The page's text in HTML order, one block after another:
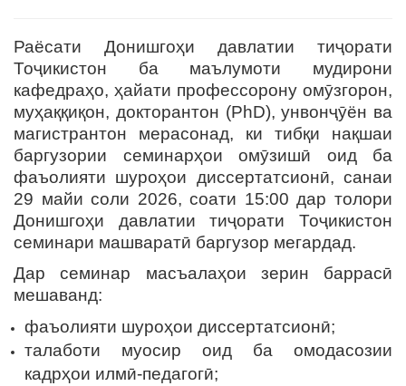
Раёсати Донишгоҳи давлатии тиҷорати
Тоҷикистон ба маълумоти мудирони
кафедраҳо, ҳайати профессорону омӯзгорон,
муҳаққиқон, докторантон (PhD), унвонҷӯён ва
магистрантон мерасонад, ки тибқи нақшаи
баргузории семинарҳои омӯзишӣ оид ба
фаъолияти шуроҳои диссертатсионӣ, санаи
29 майи соли 2026, соати 15:00 дар толори
Донишгоҳи давлатии тиҷорати Тоҷикистон
семинари машваратӣ баргузор мегардад.
Дар семинар масъалаҳои зерин баррасӣ
мешаванд:
фаъолияти шуроҳои диссертатсионӣ;
талаботи муосир оид ба омодасозии
кадрҳои илмӣ-педагогӣ;